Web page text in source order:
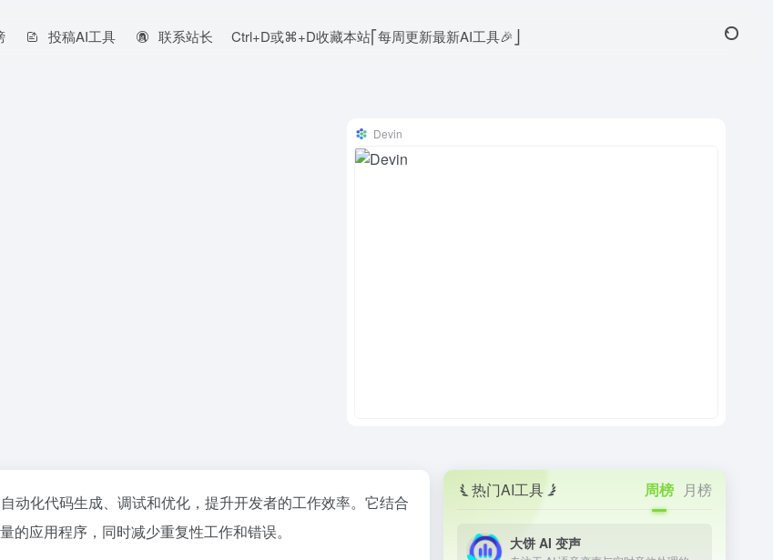
投稿AI工具 联系站长 Ctrl+D或⌘+D收藏本站⎡每周更新最新AI工具🎉⎦
Devin
动化代码生成、调试和优化，提升开发者的工作效率。它结合
应用程序，同时减少重复性工作和错误。
热门AI工具 周榜 月榜
大饼 AI 变声